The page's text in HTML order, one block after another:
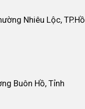
Nhiêu Lộc, TP.Hồ
Buôn Hồ, Tỉnh